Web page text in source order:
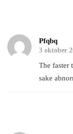
Pfqbq
3 oktober
The faster
sake